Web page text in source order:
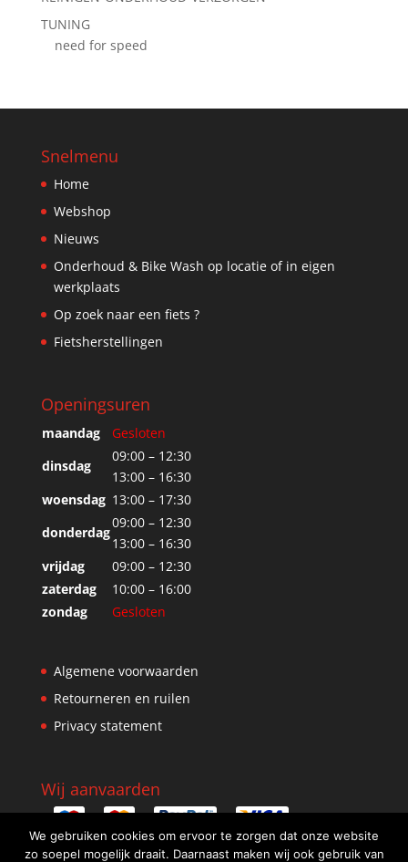
TUNING
need for speed
Snelmenu
Home
Webshop
Nieuws
Onderhoud & Bike Wash op locatie of in eigen
werkplaats
Op zoek naar een fiets ?
Fietsherstellingen
Openingsuren
maandag
Gesloten
dinsdag
09:00 – 12:30
13:00 – 16:30
woensdag 13:00 – 17:30
donderdag
09:00 – 12:30
13:00 – 16:30
vrijdag
09:00 – 12:30
zaterdag
10:00 – 16:00
zondag
Gesloten
Algemene voorwaarden
Retourneren en ruilen
Privacy statement
Wij aanvaarden
We gebruiken cookies om ervoor te zorgen dat onze website
zo soepel mogelijk draait. Daarnaast maken wij ook gebruik van